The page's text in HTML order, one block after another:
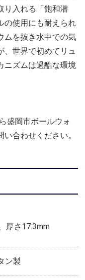
り入れる「飽和潜
の使用にも耐えられ
ムを抜き水中での気
、世界で初めてリュ
ニズムは過酷な環境
盛岡市ボールウォ
合わせください。
厚さ17.3mm
ン製